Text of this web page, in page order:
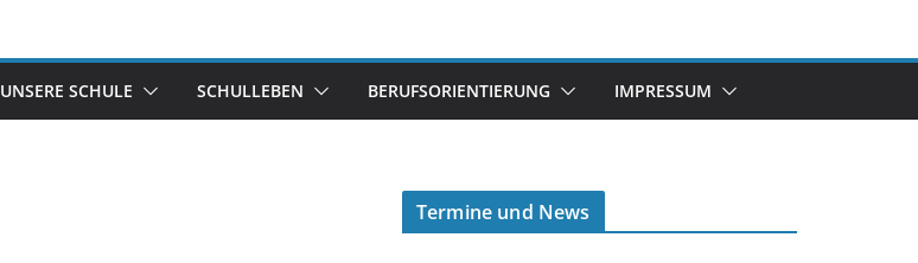
UNSERE SCHULE SCHULLEBEN BERUFSORIENTIERUNG IMPRESSUM
Termine und News